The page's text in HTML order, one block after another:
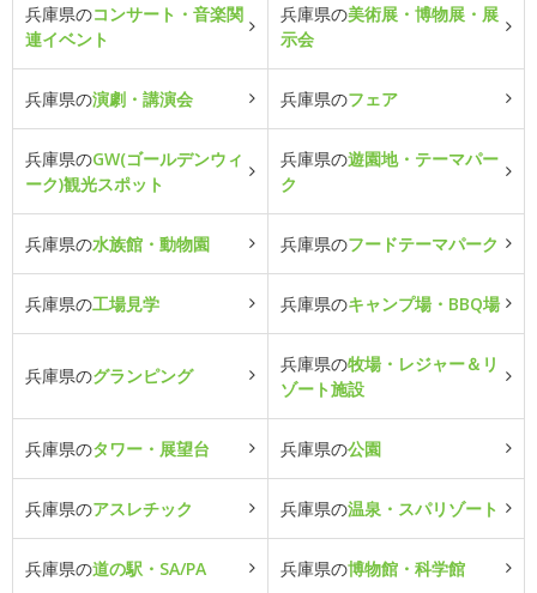
兵庫県のコンサート・音楽関
連イベント
兵庫県の美術展・博物展・展
示会
兵庫県の演劇・講演会 兵庫県のフェア
兵庫県のGW(ゴールデンウィ
ーク)観光スポット
兵庫県の遊園地・テーマパー
ク
兵庫県の水族館・動物園 兵庫県のフードテーマパーク
兵庫県の工場見学 兵庫県のキャンプ場・BBQ場
兵庫県のグランピング
兵庫県の牧場・レジャー＆リ
ゾート施設
兵庫県のタワー・展望台 兵庫県の公園
兵庫県のアスレチック 兵庫県の温泉・スパリゾート
兵庫県の道の駅・SA/PA 兵庫県の博物館・科学館